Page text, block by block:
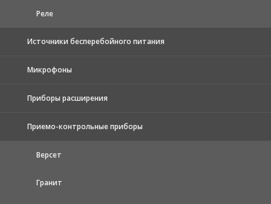
Реле
Источники бесперебойного питания
Микрофоны
Приборы расширения
Приемо-контрольные приборы
Версет
Гранит